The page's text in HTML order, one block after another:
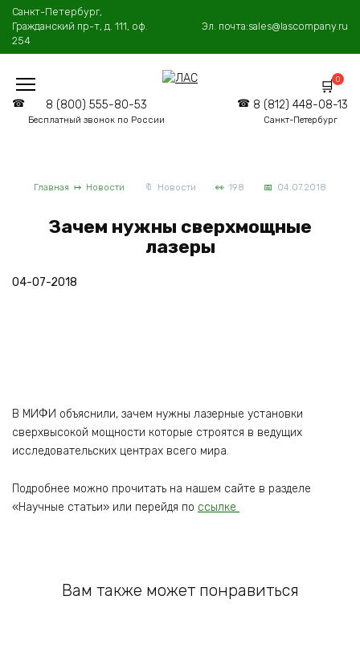
Перейти
содержанию
Санкт-Петербург,
Гражданский пр-т, д. 111, оф.
254
Эл. почта:sales@lascompany.ru
8 (800) 555-80-53
Бесплатный звонок по России
8 (812) 448-08-13
Санкт-Петербург
0
Главная Новости Новости 198 04.07.2018
Зачем нужны сверхмощные
лазеры
04-07-2018
В МИФИ объяснили, зачем нужны лазерные установки
сверхвысокой мощности которые строятся в ведущих
исследовательских центрах всего мира.
Подробнее можно прочитать на нашем сайте в разделе
«Научные статьи» или перейдя по ссылке
Вам также может понравиться